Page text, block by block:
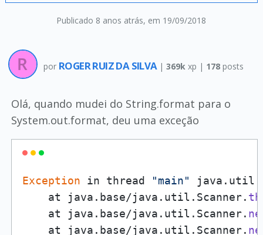
Publicado 8 anos atrás, em 19/09/2018
por ROGER RUIZ DA SILVA | 369k xp | 178posts
Olá, quando mudei do String.format para o
System.out.format, deu uma exceção
Exception in thread "main"
    at java.base/java.util.Scanner.
    at java.base/java.util.Scanner.
    at java.base/java.util.Scanner.